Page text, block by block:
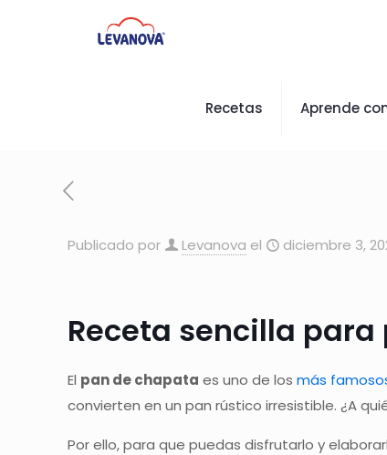
Recetas Aprende
Publicado por Levanova el diciembre 3,
Receta sencilla
El pan de chapata es uno de losmás
convierten en un pan rústico irresistible. ¿A
Por ello, para que puedas disfrutarlo y